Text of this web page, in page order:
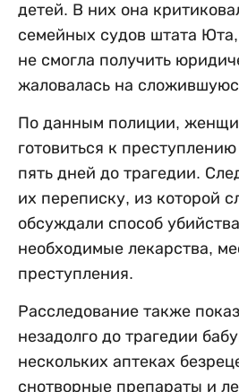
детей. В них она
семейных судов штата
не смогла получить
жаловалась на
По данным полиции,
готовиться к
пять дней до трагедии.
их переписку, из которой
обсуждали способ
необходимые лекарства,
преступления.
Расследование также
незадолго до трагедии
нескольких аптеках
снотворные препараты и